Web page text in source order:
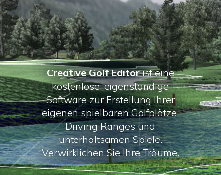
Creative Golf Editorist eine
kostenlose, eigenständige
Software zur Erstellung Ihrer
eigenen spielbaren Golfplätze,
Driving Ranges und
unterhaltsamen Spiele.
Verwirklichen Sie Ihre Träume.